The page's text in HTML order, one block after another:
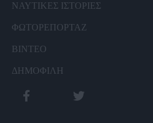
ΝΑΥΤΙΚΕΣ ΙΣΤΟΡΙΕΣ
ΦΩΤΟΡΕΠΟΡΤΑΖ
ΒΙΝΤΕΟ
ΔΗΜΟΦΙΛΗ